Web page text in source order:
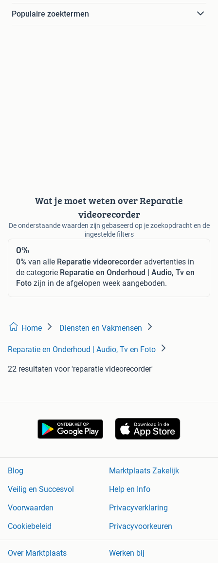
Populaire zoektermen
Wat je moet weten over Reparatie
videorecorder
De onderstaande waarden zijn gebaseerd op je zoekopdracht en de
ingestelde filters
0%
0% van alle Reparatie videorecorder advertenties in
de categorie Reparatie en Onderhoud | Audio, Tv en
Foto zijn in de afgelopen week aangeboden.
Home Diensten en Vakmensen
Reparatie en Onderhoud | Audio, Tv en Foto
22 resultaten voor 'reparatie videorecorder'
Blog
Marktplaats Zakelijk
Veilig en Succesvol
Help en Info
Voorwaarden
Privacyverklaring
Cookiebeleid
Privacyvoorkeuren
Over Marktplaats Werken bij